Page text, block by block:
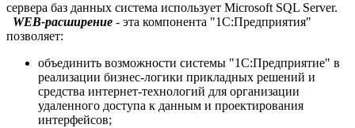
сервера баз данных система использует Microsoft SQL Server.
WEB-расширение - эта компонента "1С:Предприятия"
позволяет:
объединить возможности системы "1С:Предприятие" в
реализации бизнес-логики прикладных решений и
средства интернет-технологий для организации
удаленного доступа к данным и проектирования
интерфейсов;